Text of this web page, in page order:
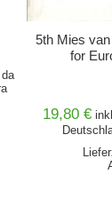
5th Mies
for
19,80 €